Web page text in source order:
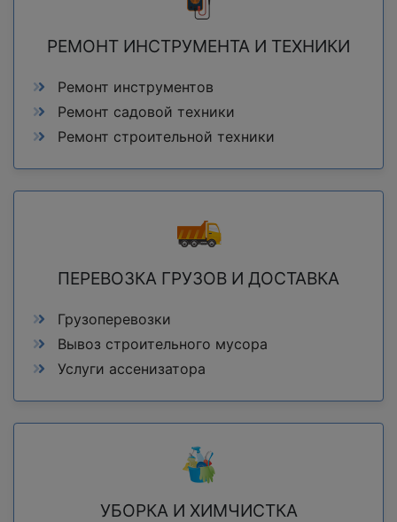
РЕМОНТ ИНСТРУМЕНТА И ТЕХНИКИ
Ремонт инструментов
Ремонт садовой техники
Ремонт строительной техники
ПЕРЕВОЗКА ГРУЗОВ И ДОСТАВКА
Грузоперевозки
Вывоз строительного мусора
Услуги ассенизатора
УБОРКА И ХИМЧИСТКА